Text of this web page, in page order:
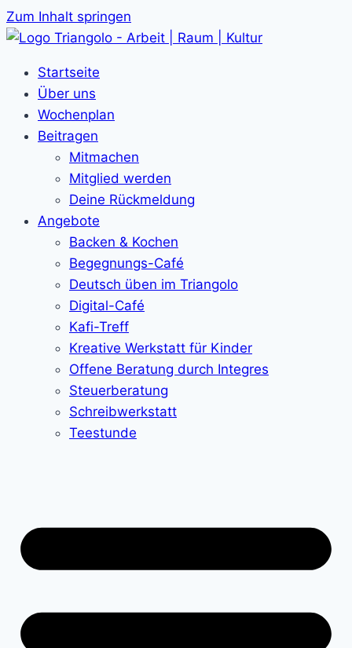
Zum Inhalt springen
Startseite
Über uns
Wochenplan
Beitragen
Mitmachen
Mitglied werden
Deine Rückmeldung
Angebote
Backen & Kochen
Begegnungs-Café
Deutsch üben im Triangolo
Digital-Café
Kafi-Treff
Kreative Werkstatt für Kinder
Offene Beratung durch Integres
Steuerberatung
Schreibwerkstatt
Teestunde